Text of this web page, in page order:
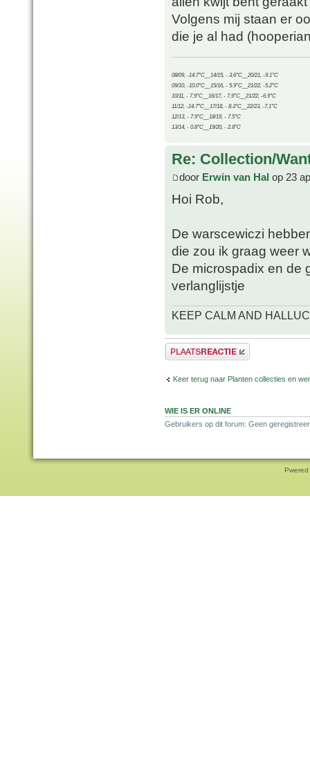
Volgens mij staan er
die je al had
08/09, -14.7°C__14/15, - 3.6°C__20/21, -9.1°C
09/10, -10.0°C__15/16, - 5.9°C__21/22, -5.2°C
10/11, - 7.9°C__16/17, - 7.9°C__21/22, -6.9°C
11/12, -14.7°C__17/18, - 8.3°C__22/23, -7.1°C
12/13, - 7.9°C__18/19, - 7.5°C
13/14, - 0.8°C__19/20, - 2.8°C
Re: Collection/
door Erwin van Hal op 23
Hoi Rob,
De warscewiczi
die zou ik graag weer
De microspadix en de
verlanglijstje
KEEP CALM AND
Plaats een reactie
Keer terug naar Planten collecties en
WIE IS ER ONLINE
Gebruikers op dit forum: Geen